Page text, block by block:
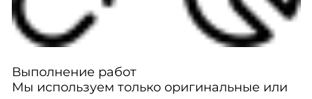
Выполнение работ
Мы используем только оригинальные или